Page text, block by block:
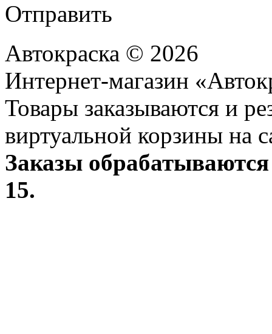
Отправить
Автокраска © 2026
Интернет-магазин
Товары заказываются и
виртуальной корзины на
Заказы
15.